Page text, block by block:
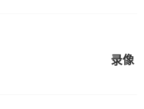
录像